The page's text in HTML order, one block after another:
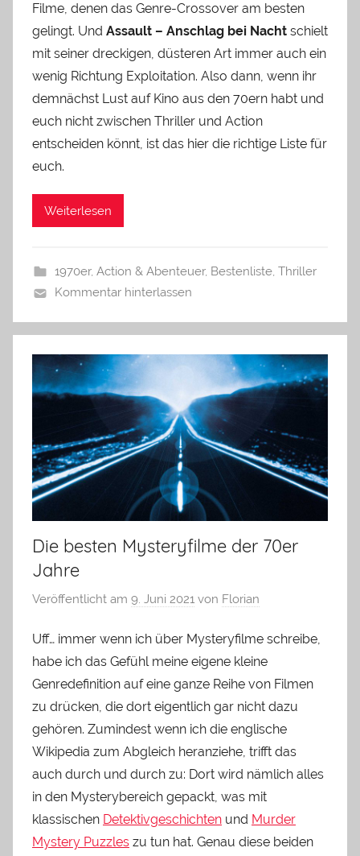
Filme, denen das Genre-Crossover am besten
gelingt. Und Assault – Anschlag bei Nacht schielt
mit seiner dreckigen, düsteren Art immer auch ein
wenig Richtung Exploitation. Also dann, wenn ihr
demnächst Lust auf Kino aus den 70ern habt und
euch nicht zwischen Thriller und Action
entscheiden könnt, ist das hier die richtige Liste für
euch.
Weiterlesen
1970er, Action & Abenteuer, Bestenliste, Thriller
Kommentar hinterlassen
Die besten Mysteryfilme der 70er
Jahre
Veröffentlicht am 9. Juni 2021 von Florian
Uff… immer wenn ich über Mysteryfilme schreibe,
habe ich das Gefühl meine eigene kleine
Genredefinition auf eine ganze Reihe von Filmen
zu drücken, die dort eigentlich gar nicht dazu
gehören. Zumindest wenn ich die englische
Wikipedia zum Abgleich heranziehe, trifft das
auch durch und durch zu: Dort wird nämlich alles
in den Mysterybereich gepackt, was mit
klassischen Detektivgeschichten und Murder
Mystery Puzzles zu tun hat. Genau diese beiden